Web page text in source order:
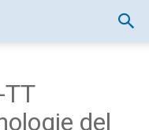
TT
del